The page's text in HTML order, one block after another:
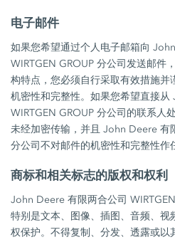
电子邮件
如果您希望通过个人电子邮箱向
WIRTGEN GROUP 分公司发送邮件
构特点，您必须自行采取有效措施并
机密性和完整性。如果您希望直接
WIRTGEN GROUP 分公司的联系人
未经加密传输，并且 John Deere 有
分公司不对邮件的机密性和完整性作
商标和相关标志的版权和权利
John Deere 有限两合公司
特别是文本、图像、插图、音频、视
权保护。不得复制、分发、透露或